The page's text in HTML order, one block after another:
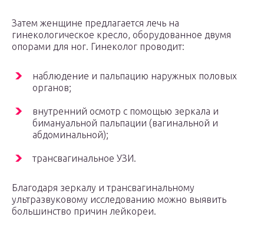
Затем женщине предлагается лечь на
гинекологическое кресло, оборудованное двумя
опорами для ног. Гинеколог проводит:
наблюдение и пальпацию наружных половых
органов;
внутренний осмотр с помощью зеркала и
бимануальной пальпации (вагинальной и
абдоминальной);
трансвагинальное УЗИ.
Благодаря зеркалу и трансвагинальному
ультразвуковому исследованию можно выявить
большинство причин лейкореи.